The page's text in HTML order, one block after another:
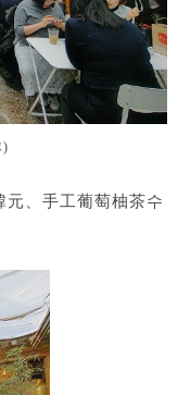
)
、手工葡萄柚茶수